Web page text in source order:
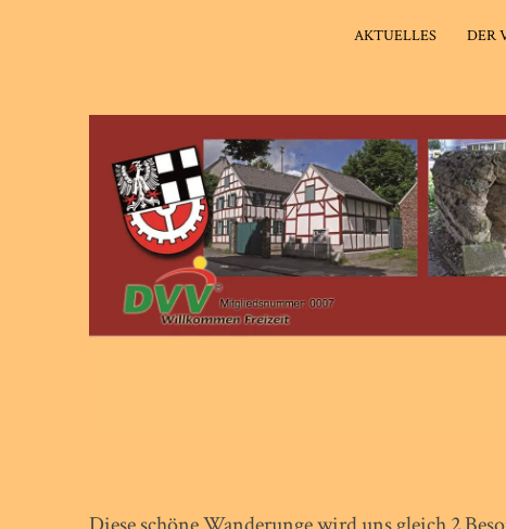
AKTUELLES DER